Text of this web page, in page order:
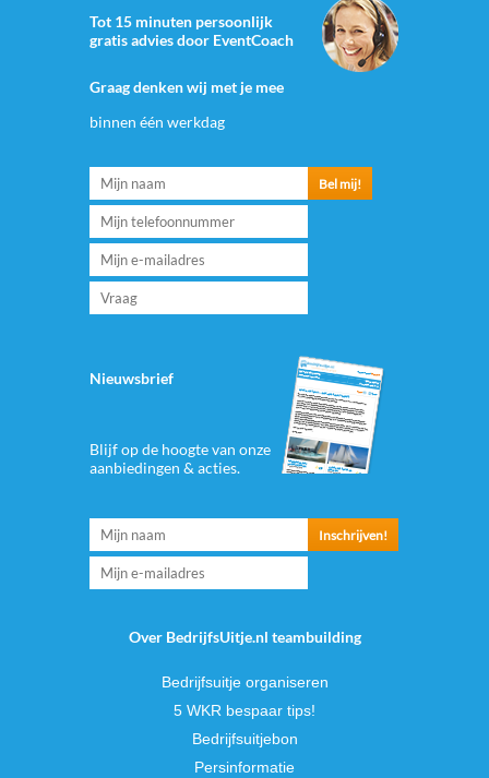
Tot 15 minuten persoonlijk
gratis advies door EventCoach
Graag denken wij met je mee
binnen één werkdag
Nieuwsbrief
Blijf op de hoogte van onze
aanbiedingen & acties.
Over BedrijfsUitje.nl teambuilding
Bedrijfsuitje organiseren
5 WKR bespaar tips!
Bedrijfsuitjebon
Persinformatie